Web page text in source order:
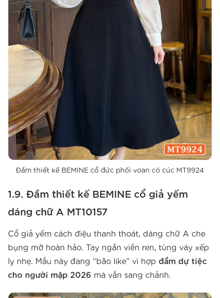
Đầm thiết kế BEMINE cổ đức phối voan có cúc MT9924
1.9. Đầm thiết kế BEMINE cổ giả yếm
dáng chữ A MT10157
Cổ giả yếm cách điệu thanh thoát, dáng chữ A che
bụng mỡ hoàn hảo. Tay ngắn viền ren, tùng váy xếp
ly nhẹ. Mẫu này đang “bão like” vì hợp đầm dự tiệc
cho người mập 2026 mà vẫn sang chảnh.